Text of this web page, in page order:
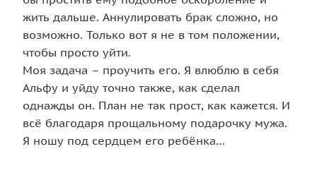
жить дальше. Аннулировать брак сложно, но
возможно. Только вот я не в том положении,
чтобы просто уйти.
Моя задача – проучить его. Я влюблю в себя
Альфу и уйду точно также, как сделал
однажды он. План не так прост, как кажется. И
всё благодаря прощальному подарочку мужа.
Я ношу под сердцем его ребёнка…